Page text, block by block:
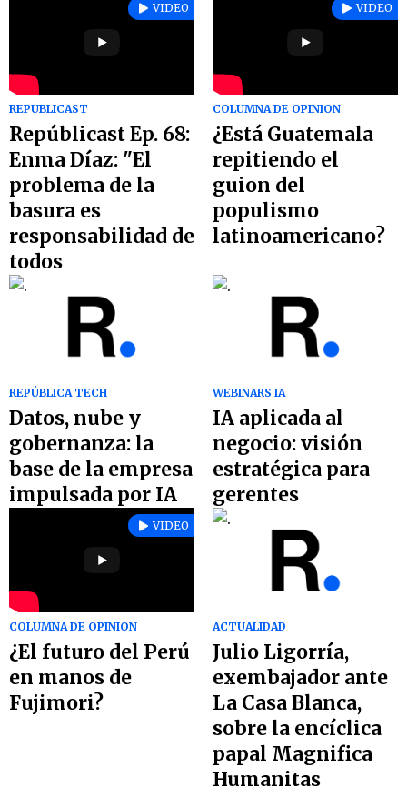
VIDEO
REPUBLICAST
Repúblicast Ep. 68:
Enma Díaz: "El
problema de la
basura es
responsabilidad de
todos
VIDEO
COLUMNA DE OPINION
¿Está Guatemala
repitiendo el
guion del
populismo
latinoamericano?
REPÚBLICA TECH
Datos, nube y
gobernanza: la
base de la empresa
impulsada por IA
WEBINARS IA
IA aplicada al
negocio: visión
estratégica para
gerentes
VIDEO
COLUMNA DE OPINION
¿El futuro del Perú
en manos de
Fujimori?
ACTUALIDAD
Julio Ligorría,
exembajador ante
La Casa Blanca,
sobre la encíclica
papal Magnifica
Humanitas